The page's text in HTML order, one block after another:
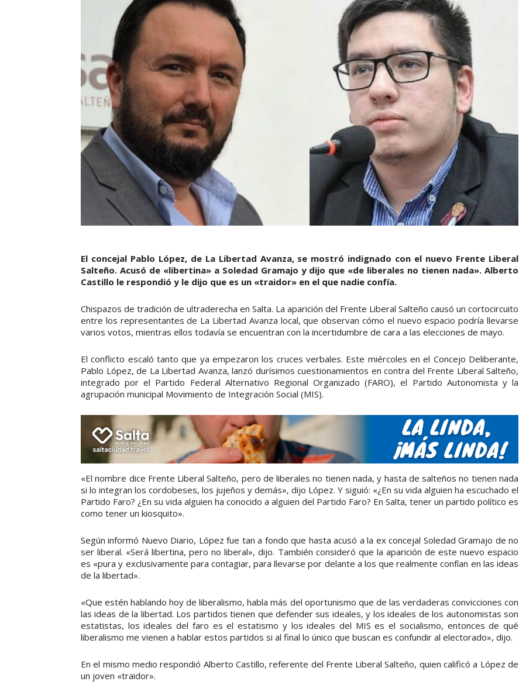
El concejal Pablo López, de La Libertad Avanza, se mostró indignado con el nuevo Frente Liberal
Salteño. Acusó de «libertina» a Soledad Gramajo y dijo que «de liberales no tienen nada». Alberto
Castillo le respondió y le dijo que es un «traidor» en el que nadie confía.
Chispazos de tradición de ultraderecha en Salta. La aparición del Frente Liberal Salteño causó un cortocircuito
entre los representantes de La Libertad Avanza local, que observan cómo el nuevo espacio podría llevarse
varios votos, mientras ellos todavía se encuentran con la incertidumbre de cara a las elecciones de mayo.
El conflicto escaló tanto que ya empezaron los cruces verbales. Este miércoles en el Concejo Deliberante,
Pablo López, de La Libertad Avanza, lanzó durísimos cuestionamientos en contra del Frente Liberal Salteño,
integrado por el Partido Federal Alternativo Regional Organizado (FARO), el Partido Autonomista y la
agrupación municipal Movimiento de Integración Social (MIS).
«El nombre dice Frente Liberal Salteño, pero de liberales no tienen nada, y hasta de salteños no tienen nada
si lo integran los cordobeses, los jujeños y demás», dijo López. Y siguió: «¿En su vida alguien ha escuchado el
Partido Faro? ¿En su vida alguien ha conocido a alguien del Partido Faro? En Salta, tener un partido político es
como tener un kiosquito».
Según informó Nuevo Diario, López fue tan a fondo que hasta acusó a la ex concejal Soledad Gramajo de no
ser liberal. «Será libertina, pero no liberal», dijo. También consideró que la aparición de este nuevo espacio
es «pura y exclusivamente para contagiar, para llevarse por delante a los que realmente confían en las ideas
de la libertad».
«Que estén hablando hoy de liberalismo, habla más del oportunismo que de las verdaderas convicciones con
las ideas de la libertad. Los partidos tienen que defender sus ideales, y los ideales de los autonomistas son
estatistas, los ideales del faro es el estatismo y los ideales del MIS es el socialismo, entonces de qué
liberalismo me vienen a hablar estos partidos si al final lo único que buscan es confundir al electorado», dijo.
En el mismo medio respondió Alberto Castillo, referente del Frente Liberal Salteño, quien calificó a López de
un joven «traidor».